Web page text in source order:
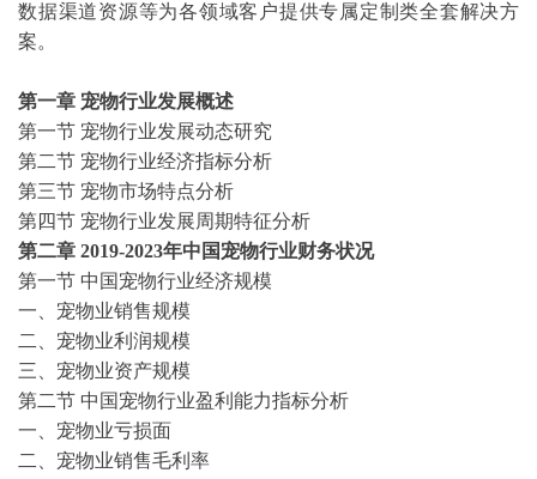
数据渠道资源等为各领域客户提供专属定制类全套解决方
案。
第一章 宠物行业发展概述
第一节 宠物行业发展动态研究
第二节 宠物行业经济指标分析
第三节 宠物市场特点分析
第四节 宠物行业发展周期特征分析
第二章 2019-2023年中国宠物行业财务状况
第一节 中国宠物行业经济规模
一、宠物业销售规模
二、宠物业利润规模
三、宠物业资产规模
第二节 中国宠物行业盈利能力指标分析
一、宠物业亏损面
二、宠物业销售毛利率